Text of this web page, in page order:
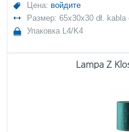
Цена: войдите
Размер: 65x30x30 dł. kabla
Упаковка L4/K4
Lampa Z